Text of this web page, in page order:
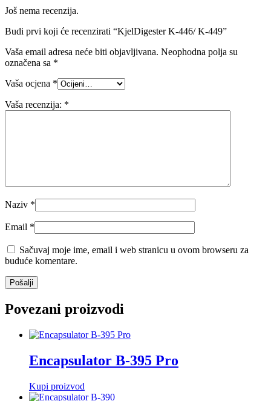
Još nema recenzija.
Budi prvi koji će recenzirati “KjelDigester K-446/ K-449”
Vaša email adresa neće biti objavljivana. Neophodna polja su
označena sa *
Vaša ocjena *
Vaša recenzija: *
Naziv *
Email *
Sačuvaj moje ime, email i web stranicu u ovom browseru za
buduće komentare.
Povezani proizvodi
Encapsulator B-395 Pro
Kupi proizvod